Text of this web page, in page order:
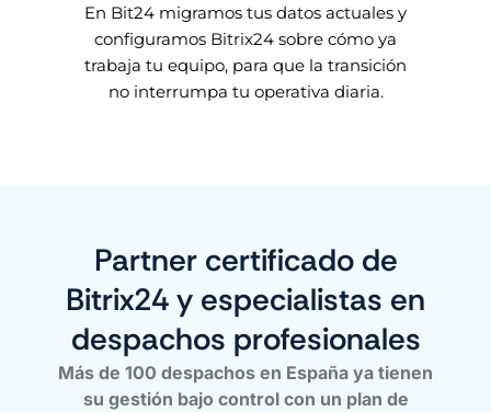
En Bit24 migramos tus datos actuales y
configuramos Bitrix24 sobre cómo ya
trabaja tu equipo, para que la transición
no interrumpa tu operativa diaria.
Partner certificado de
Bitrix24 y especialistas en
despachos profesionales
Más de 100 despachos en España ya tienen
su gestión bajo control con un plan de